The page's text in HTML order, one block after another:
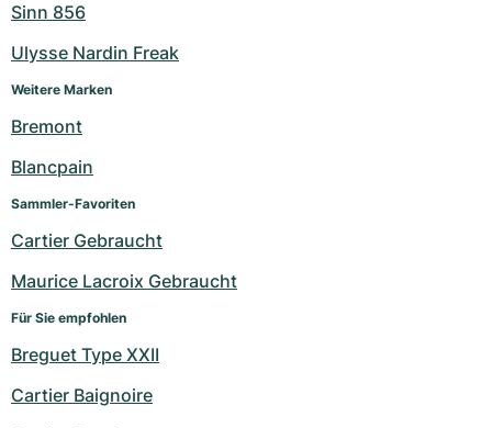
Roadster
Montbrillant
Gebraucht
Sinn 856
Ulysse Nardin Freak
Weitere Marken
Bremont
Blancpain
Sammler-Favoriten
Cartier Gebraucht
Maurice Lacroix Gebraucht
Für Sie empfohlen
Breguet Type XXII
Cartier Baignoire